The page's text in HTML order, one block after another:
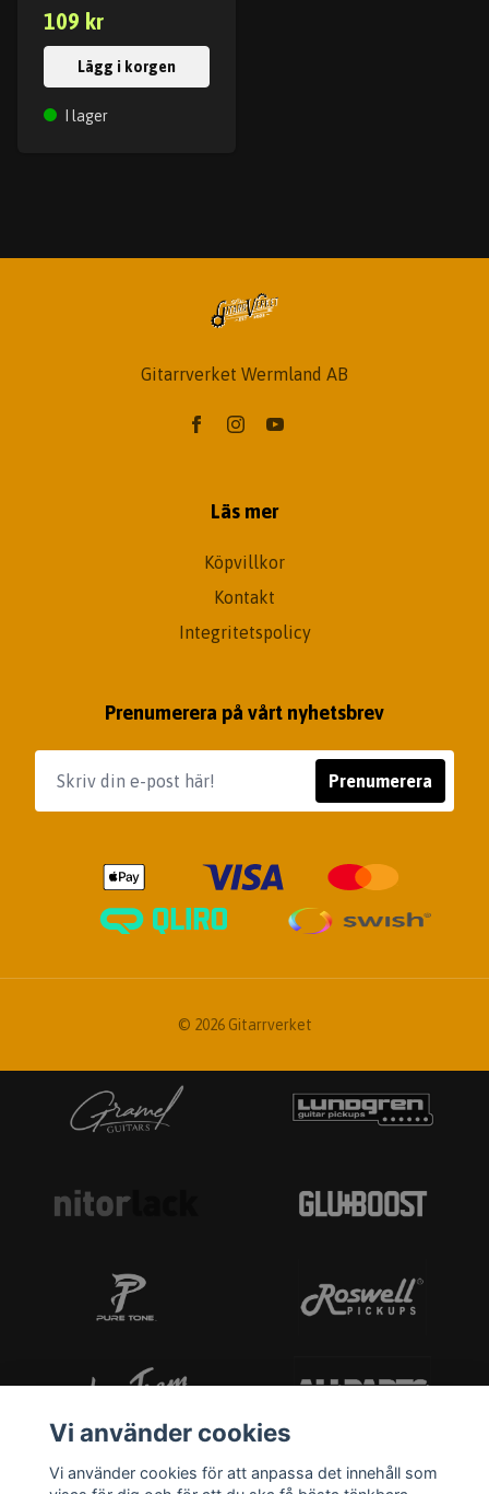
109 kr
Lägg i korgen
I lager
Gitarrverket Wermland AB
Läs mer
Köpvillkor
Kontakt
Integritetspolicy
Prenumerera på vårt nyhetsbrev
Prenumerera
© 2026 Gitarrverket
Vi använder cookies
Vi använder cookies för att anpassa det innehåll som